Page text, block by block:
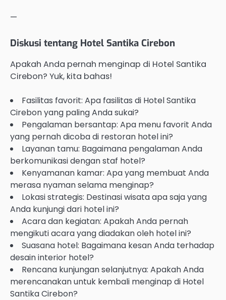
—
Diskusi tentang Hotel Santika Cirebon
Apakah Anda pernah menginap di Hotel Santika
Cirebon? Yuk, kita bahas!
Fasilitas favorit: Apa fasilitas di Hotel Santika
Cirebon yang paling Anda sukai?
Pengalaman bersantap: Apa menu favorit Anda
yang pernah dicoba di restoran hotel ini?
Layanan tamu: Bagaimana pengalaman Anda
berkomunikasi dengan staf hotel?
Kenyamanan kamar: Apa yang membuat Anda
merasa nyaman selama menginap?
Lokasi strategis: Destinasi wisata apa saja yang
Anda kunjungi dari hotel ini?
Acara dan kegiatan: Apakah Anda pernah
mengikuti acara yang diadakan oleh hotel ini?
Suasana hotel: Bagaimana kesan Anda terhadap
desain interior hotel?
Rencana kunjungan selanjutnya: Apakah Anda
merencanakan untuk kembali menginap di Hotel
Santika Cirebon?